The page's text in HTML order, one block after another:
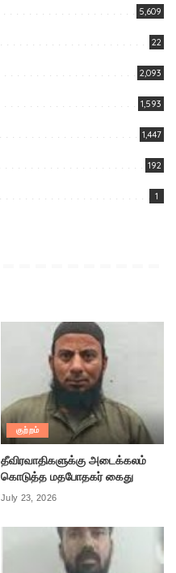
5,609
22
2,093
1,593
1,447
192
1
குற்றம்
தீவிரவாதிகளுக்கு அடைக்கலம்
கொடுத்த மதபோதகர் கைது
July 23, 2026